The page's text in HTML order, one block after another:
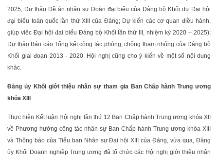
2025; Dự thảo Đề án nhân sự Đoàn đại biểu của Đảng bộ Khối dự Đại hội
đại biểu toàn quốc lần thứ XIII của Đảng; Dự kiến các cơ quan điều hành,
giúp việc Đại hội đại biểu Đảng bộ Khối lần thứ III, nhiệm kỳ 2020 – 2025);
Dự thảo Báo cáo Tổng kết công tác phòng, chống tham nhũng của Đảng bộ
Khối giai đoạn 2013 - 2020. Hội nghị cũng cho ý kiến về một số nội dung
khác.
Đảng ủy Khối giới thiệu nhân sự tham gia Ban Chấp hành Trung ương
khóa XIII
Thực hiện Kết luận Hội nghị lần thứ 12 Ban Chấp hành Trung ương khóa XII
về Phương hướng công tác nhân sự Ban Chấp hành Trung ương khóa XIII
và Thông báo của Tiểu ban Nhân sự Đại hội XIII của Đảng, vừa qua, Đảng
ủy Khối Doanh nghiệp Trung ương đã tổ chức các Hội nghị giới thiệu nhân